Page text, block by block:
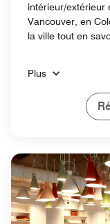
intérieur/extérieur
Vancouver, en
la ville tout en
Plus